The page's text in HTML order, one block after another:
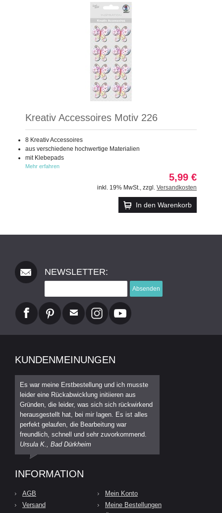
Kreativ Accessoires Motiv 226
8 Kreativ Accessoires
aus verschiedene hochwertige Materialien
mit Klebepads
Mehr erfahren
5,99 €
inkl. 19% MwSt. zzgl. Versandkosten
In den Warenkorb
NEWSLETTER:
Absenden
KUNDENMEINUNGEN
Es war meine Erstbestellung und ich musste
leider eine Rückabwicklung initiieren aus
Gründen, die leider, was sich sich rückwirkend
herausgestellt hat, bei mir lagen. Es ist alles
perfekt gelaufen, die Bearbeitung war
freundlich, schnell und sehr zuvorkommend.
Ursula K., Bad Dürkheim
INFORMATION
AGB
Versand
Mein Konto
Meine Bestellungen